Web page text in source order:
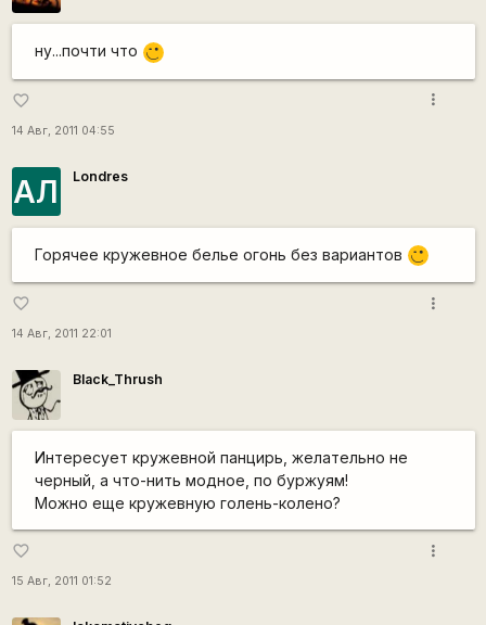
ну...почти что ,-)
favorite_border
14 Авг, 2011 04:55
more_vert
АЛ Londres
Горячее кружевное белье огонь без вариантов ;)
favorite_border
14 Авг, 2011 22:01
more_vert
Black_Thrush
Интересует кружевной панцирь, желательно не
черный, а что-нить модное, по буржуям!
Можно еще кружевную голень-колено?
favorite_border
15 Авг, 2011 01:52
more_vert